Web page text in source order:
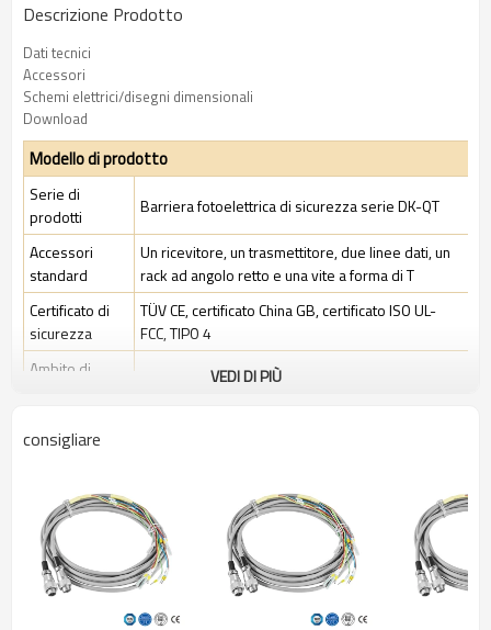
Descrizione Prodotto
Dati tecnici
Accessori
Schemi elettrici/disegni dimensionali
Download
Modello di prodotto
Serie di
prodotti
Barriera fotoelettrica di sicurezza serie DK-QT
Accessori
standard
Un ricevitore, un trasmettitore, due linee dati, un
rack ad angolo retto e una vite a forma di T
Certificato di
sicurezza
TÜV CE, certificato China GB, certificato ISO UL-
FCC, TIPO 4
Ambito di
Ambiente industriale standard
Caratteristiche
risoluzione
Controlla la
precisione
208 mm
Numero di
VEDI DI PIÙ
consigliare